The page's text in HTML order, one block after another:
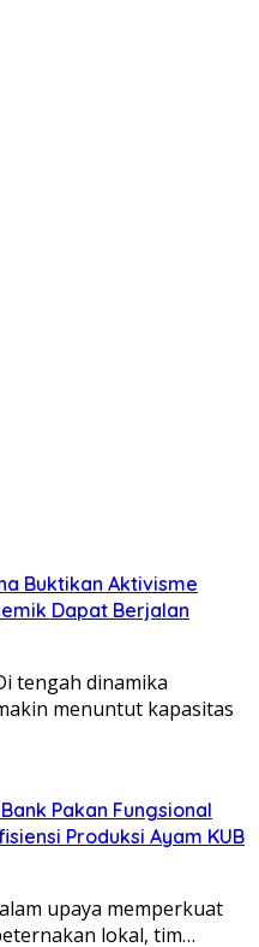
Buktikan Aktivisme
Dapat Berjalan
tengah dinamika
menuntut kapasitas
Pakan Fungsional
Produksi Ayam KUB
upaya memperkuat
lokal, tim…